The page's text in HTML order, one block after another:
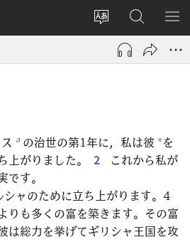
サ
ト
変
え
る
ロ
グ
ン
タ
ブ
で
開
く）
JW.ORG
の
検
メ
を
a の治世の第1年に，私は彼 *を
がりました。
2
これから私が
す。
ャのために立ち上がります。4
りも多くの富を築きます。その富
は総力を挙げてギリシャ王国を攻